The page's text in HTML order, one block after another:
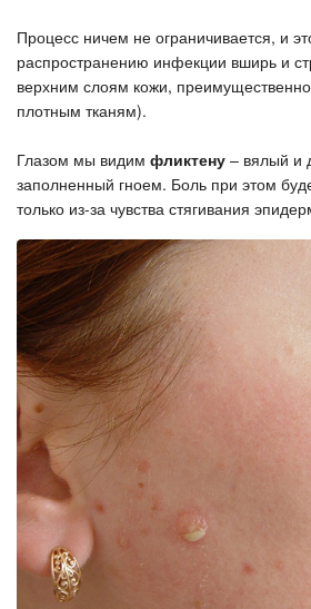
Процесс ничем не ограничивается, и
распространению инфекции вширь и
верхним слоям кожи,
плотным тканям).
Глазом мы видим фликтену – вялый и
заполненный гноем. Боль при этом
только из-за чувства стягивания